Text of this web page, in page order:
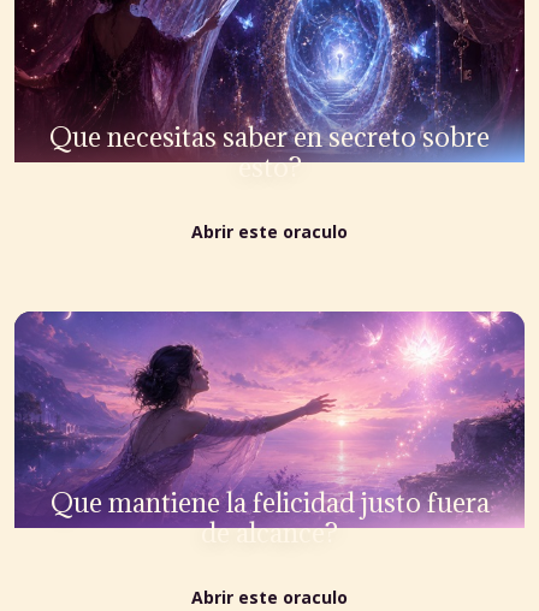
Que necesitas saber en secreto sobre
esto?
Abrir este oraculo
Que mantiene la felicidad justo fuera
de alcance?
Abrir este oraculo